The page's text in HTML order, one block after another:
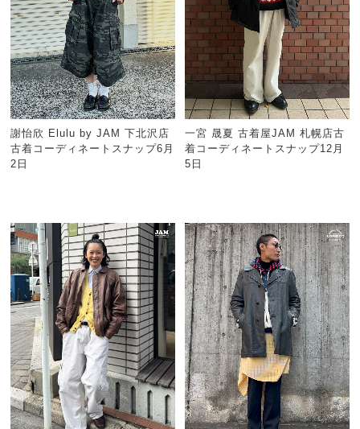
謝怡欣 Elulu by JAM 下北沢店
古着コーディネートスナップ6月
2日
一宮 晟夏 古着屋JAM 札幌店古
着コーディネートスナップ12月
5日